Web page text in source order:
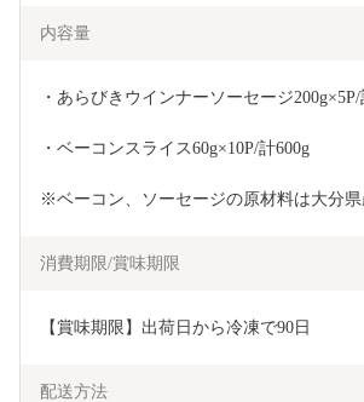
内容量
・あらびきウインナーソーセージ200g×5P/
・ベーコンスライス60g×10P/計600g
※ベーコン、ソーセージの原材料は大分県
消費期限/賞味期限
【賞味期限】出荷日から冷凍で90日
配送方法